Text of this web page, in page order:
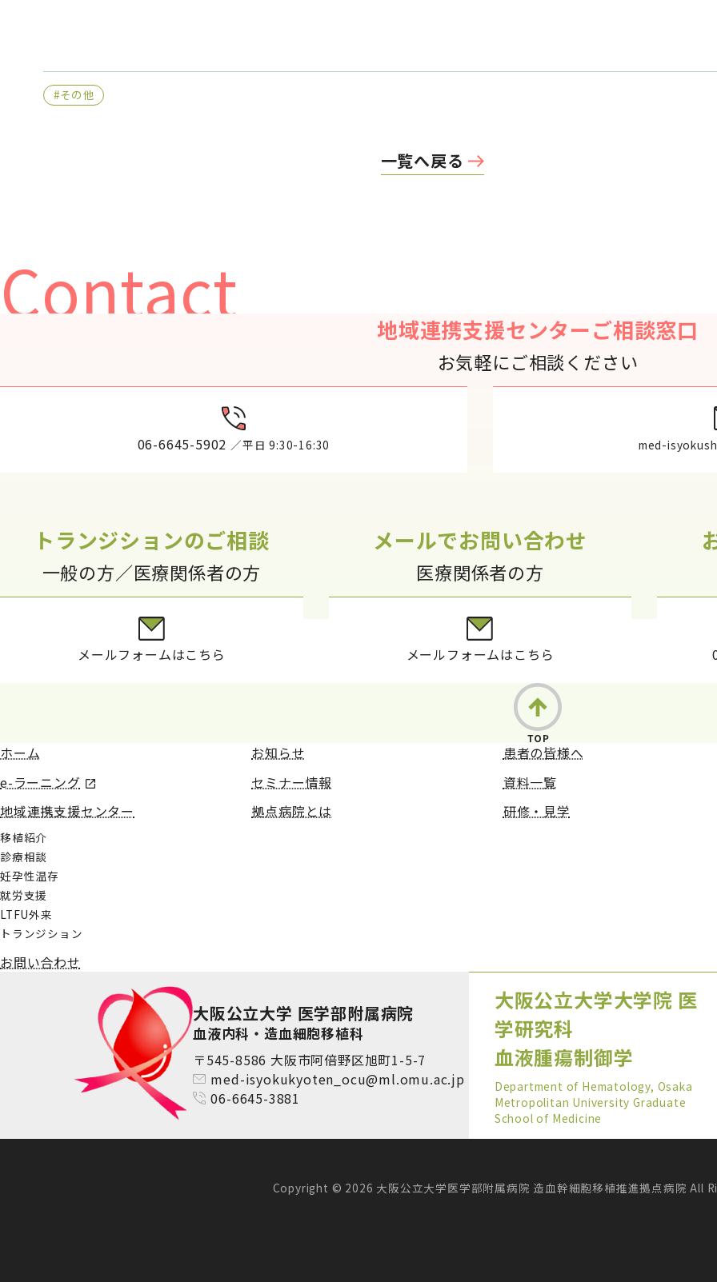
#その他
一覧へ戻る
Contact 地域連携支援センターご相談窓口
お気軽にご相談ください
06-6645-5902 ／平日 9:30-16:30 med-
トランジションのご相談
一般の方／医療関係者の方
メールフォームはこちら
メールでお問い合わせ
医療関係者の方
メールフォームはこちら
ホーム お知らせ
患者の皆様へ
e-ラーニング
セミナー情報
資料一覧
地域連携支援センター
移植紹介
診療相談
妊孕性温存
就労支援
LTFU外来
トランジション
拠点病院とは 研修・見学
お問い合わせ
大阪公立大学 医学部附属病院
血液内科・造血細胞移植科
〒545-8586 大阪市阿倍野区旭町1-5-7
med-isyokukyoten_ocu@ml.omu.ac.jp
06-6645-3881
大阪公立大学大学院 医
学研究科
血液腫瘍制御学
Department of Hematology, Osaka
Metropolitan University Graduate
School of Medicine
Copyright © 2026 大阪公立大学医学部附属病院 造血幹細胞移植推進拠点病院 All